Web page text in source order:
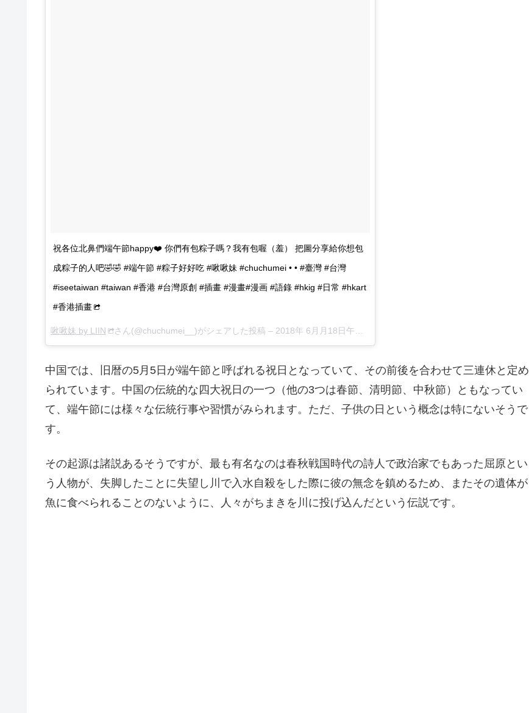
祝各位北鼻們端午節happy❤️ 你們有包粽子嗎？我有包喔（羞） 把圖分享給你想包
成粽子的人吧🤣🤣 #端午節 #粽子好好吃 #啾啾妹 #chuchumei • • #臺灣 #台灣
#iseetaiwan #taiwan #香港 #台灣原創 #插畫 #漫畫#漫画 #語錄 #hkig #日常 #hkart
#香港插畫
啾啾妹 by LIIN さん(@chuchumei__)がシェアした投稿 – 2018年 6月月18日午前1時26分PDT
中国では、旧暦の5月5日が端午節と呼ばれる祝日となっていて、その前後を合わせて三連休と定め
られています。中国の伝統的な四大祝日の一つ（他の3つは春節、清明節、中秋節）ともなってい
て、端午節には様々な伝統行事や習慣がみられます。ただ、子供の日という概念は特にないそうで
す。
その起源は諸説あるそうですが、最も有名なのは春秋戦国時代の詩人で政治家でもあった屈原とい
う人物が、失脚したことに失望し川で入水自殺をした際に彼の無念を鎮めるため、またその遺体が
魚に食べられることのないように、人々がちまきを川に投げ込んだという伝説です。